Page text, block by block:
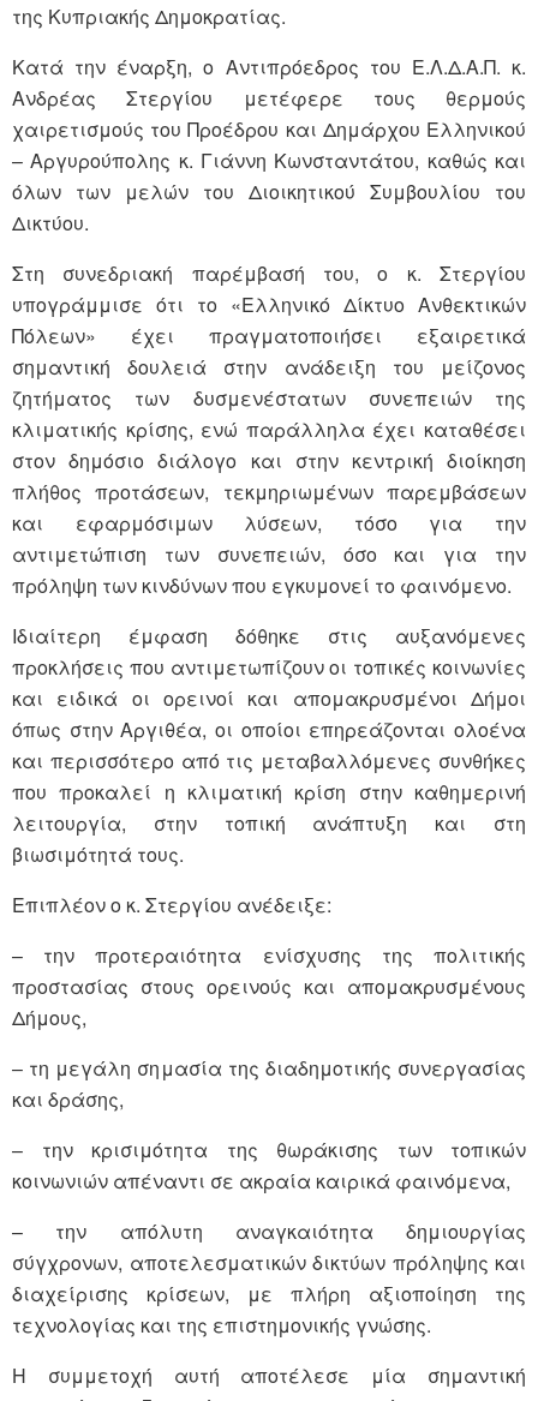
της Κυπριακής Δημοκρατίας.
Κατά την έναρξη, ο Αντιπρόεδρος του Ε.Λ.Δ.Α.Π. κ.
Ανδρέας Στεργίου μετέφερε τους θερμούς
χαιρετισμούς του Προέδρου και Δημάρχου Ελληνικού
– Αργυρούπολης κ. Γιάννη Κωνσταντάτου, καθώς και
όλων των μελών του Διοικητικού Συμβουλίου του
Δικτύου.
Στη συνεδριακή παρέμβασή του, ο κ. Στεργίου
υπογράμμισε ότι το «Ελληνικό Δίκτυο Ανθεκτικών
Πόλεων» έχει πραγματοποιήσει εξαιρετικά
σημαντική δουλειά στην ανάδειξη του μείζονος
ζητήματος των δυσμενέστατων συνεπειών της
κλιματικής κρίσης, ενώ παράλληλα έχει καταθέσει
στον δημόσιο διάλογο και στην κεντρική διοίκηση
πλήθος προτάσεων, τεκμηριωμένων παρεμβάσεων
και εφαρμόσιμων λύσεων, τόσο για την
αντιμετώπιση των συνεπειών, όσο και για την
πρόληψη των κινδύνων που εγκυμονεί το φαινόμενο.
Ιδιαίτερη έμφαση δόθηκε στις αυξανόμενες
προκλήσεις που αντιμετωπίζουν οι τοπικές κοινωνίες
και ειδικά οι ορεινοί και απομακρυσμένοι Δήμοι
όπως στην Αργιθέα, οι οποίοι επηρεάζονται ολοένα
και περισσότερο από τις μεταβαλλόμενες συνθήκες
που προκαλεί η κλιματική κρίση στην καθημερινή
λειτουργία, στην τοπική ανάπτυξη και στη
βιωσιμότητά τους.
Επιπλέον ο κ. Στεργίου ανέδειξε:
– την προτεραιότητα ενίσχυσης της πολιτικής
προστασίας στους ορεινούς και απομακρυσμένους
Δήμους,
– τη μεγάλη σημασία της διαδημοτικής συνεργασίας
και δράσης,
– την κρισιμότητα της θωράκισης των τοπικών
κοινωνιών απέναντι σε ακραία καιρικά φαινόμενα,
– την απόλυτη αναγκαιότητα δημιουργίας
σύγχρονων, αποτελεσματικών δικτύων πρόληψης και
διαχείρισης κρίσεων, με πλήρη αξιοποίηση της
τεχνολογίας και της επιστημονικής γνώσης.
Η συμμετοχή αυτή αποτέλεσε μία σημαντική